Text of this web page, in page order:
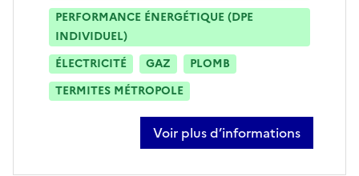
PERFORMANCE ÉNERGÉTIQUE (DPE
INDIVIDUEL)
ÉLECTRICITÉ
GAZ
PLOMB
TERMITES MÉTROPOLE
Voir plus d’informations
sur salih bataray